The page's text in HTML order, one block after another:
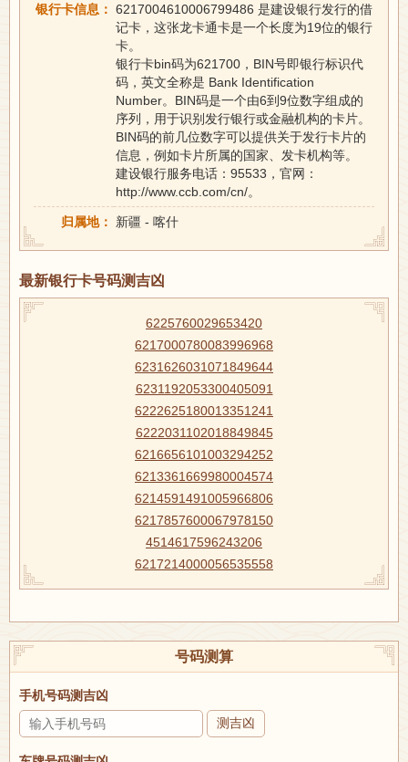
银行卡信息： 6217004610006799486 是建设银行发行的借
记卡，这张龙卡通卡是一个长度为19位的银行
卡。
银行卡bin码为621700，BIN号即银行标识代
码，英文全称是 Bank Identification
Number。BIN码是一个由6到9位数字组成的
序列，用于识别发行银行或金融机构的卡片。
BIN码的前几位数字可以提供关于发行卡片的
信息，例如卡片所属的国家、发卡机构等。
建设银行服务电话：95533，官网：
http://www.ccb.com/cn/。
归属地： 新疆 - 喀什
最新银行卡号码测吉凶
6225760029653420
6217000780083996968
6231626031071849644
6231192053300405091
6222625180013351241
6222031102018849845
6216656101003294252
6213361669980004574
6214591491005966806
6217857600067978150
4514617596243206
6217214000056535558
号码测算
手机号码测吉凶
测吉凶